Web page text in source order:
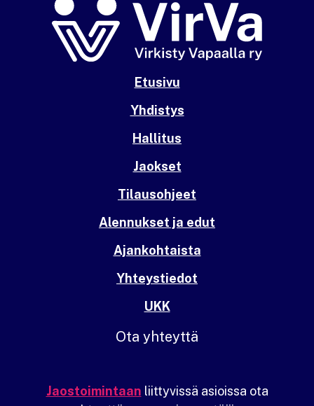
Etusivu
Yhdistys
Hallitus
Jaokset
Tilausohjeet
Alennukset ja edut
Ajankohtaista
Yhteystiedot
UKK
Ota yhteyttä
Jaostoimintaan liittyvissä asioissa ota